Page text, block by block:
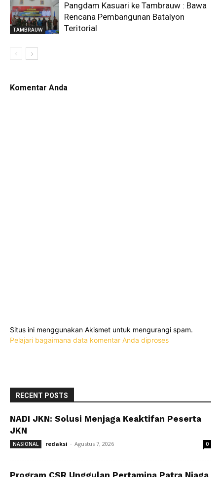
TAMBRAUW
Pangdam Kasuari ke Tambrauw : Bawa
Rencana Pembangunan Batalyon
Teritorial
Komentar Anda
Situs ini menggunakan Akismet untuk mengurangi spam.
Pelajari bagaimana data komentar Anda diproses
RECENT POSTS
NADI JKN: Solusi Menjaga Keaktifan Peserta
JKN
NASIONAL redaksi - Agustus 7, 2026 0
Program CSR Unggulan Pertamina Patra Niaga